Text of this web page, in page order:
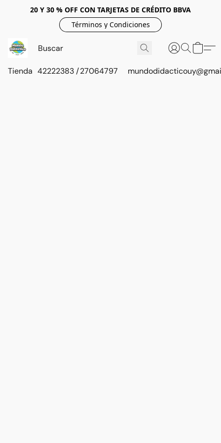
20 Y 30 % OFF CON TARJETAS DE CRÉDITO BBVA
Términos y Condiciones
Tienda 42222383 / 27064797